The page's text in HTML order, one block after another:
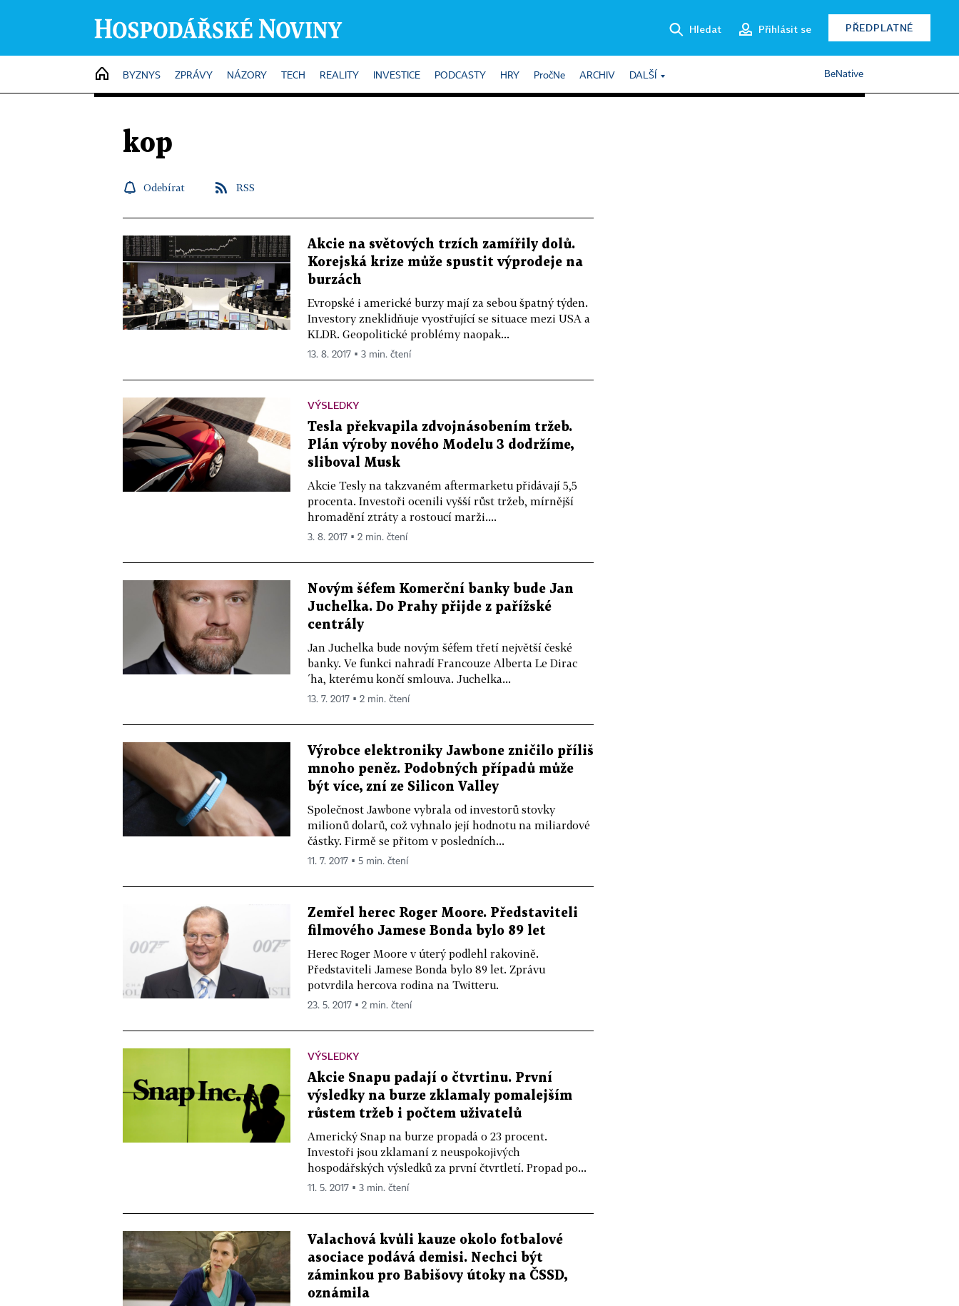
Hledat Přihlásit se PŘEDPLATNÉ
HOME
BYZNYS ZPRÁVY NÁZORY TECH REALITY INVESTICE PODCASTY HRY PročNe ARCHIV DALŠÍ BeNative
kop
Odebírat RSS
Akcie na světových trzích zamířily dolů.
Korejská krize může spustit výprodeje na
burzách
Evropské i americké burzy mají za sebou špatný týden.
Investory zneklidňuje vyostřující se situace mezi USA a
KLDR. Geopolitické problémy naopak...
13. 8. 2017 ▪ 3 min. čtení
VÝSLEDKY
Tesla překvapila zdvojnásobením tržeb.
Plán výroby nového Modelu 3 dodržíme,
sliboval Musk
Akcie Tesly na takzvaném aftermarketu přidávají 5,5
procenta. Investoři ocenili vyšší růst tržeb, mírnější
hromadění ztráty a rostoucí marži....
3. 8. 2017 ▪ 2 min. čtení
Novým šéfem Komerční banky bude Jan
Juchelka. Do Prahy přijde z pařížské
centrály
Jan Juchelka bude novým šéfem třetí největší české
banky. Ve funkci nahradí Francouze Alberta Le Dirac
´ha, kterému končí smlouva. Juchelka...
13. 7. 2017 ▪ 2 min. čtení
Výrobce elektroniky Jawbone zničilo příliš
mnoho peněz. Podobných případů může
být více, zní ze Silicon Valley
Společnost Jawbone vybrala od investorů stovky
milionů dolarů, což vyhnalo její hodnotu na miliardové
částky. Firmě se přitom v posledních...
11. 7. 2017 ▪ 5 min. čtení
Zemřel herec Roger Moore. Představiteli
filmového Jamese Bonda bylo 89 let
Herec Roger Moore v úterý podlehl rakovině.
Představiteli Jamese Bonda bylo 89 let. Zprávu
potvrdila hercova rodina na Twitteru.
23. 5. 2017 ▪ 2 min. čtení
VÝSLEDKY
Akcie Snapu padají o čtvrtinu. První
výsledky na burze zklamaly pomalejším
růstem tržeb i počtem uživatelů
Americký Snap na burze propadá o 23 procent.
Investoři jsou zklamaní z neuspokojivých
hospodářských výsledků za první čtvrtletí. Propad po...
11. 5. 2017 ▪ 3 min. čtení
Valachová kvůli kauze okolo fotbalové
asociace podává demisi. Nechci být
záminkou pro Babišovy útoky na ČSSD,
oznámila